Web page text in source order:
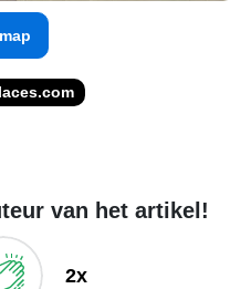
van het artikel!
2x